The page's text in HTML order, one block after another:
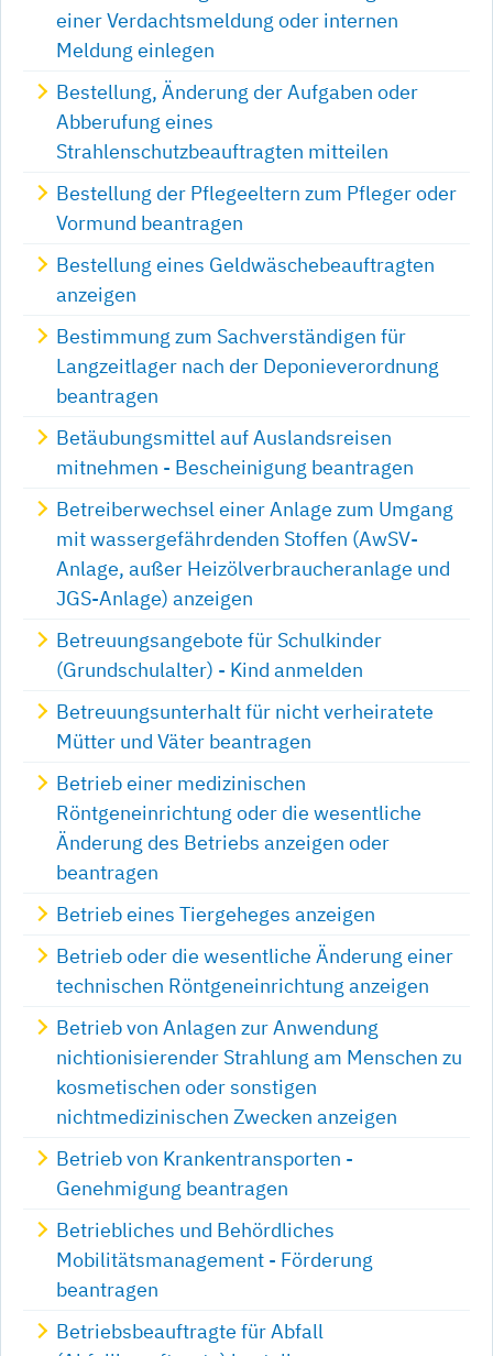
einer Verdachtsmeldung oder internen
Meldung einlegen
Bestellung, Änderung der Aufgaben oder
Abberufung eines
Strahlenschutzbeauftragten mitteilen
Bestellung der Pflegeeltern zum Pfleger oder
Vormund beantragen
Bestellung eines Geldwäschebeauftragten
anzeigen
Bestimmung zum Sachverständigen für
Langzeitlager nach der Deponieverordnung
beantragen
Betäubungsmittel auf Auslandsreisen
mitnehmen - Bescheinigung beantragen
Betreiberwechsel einer Anlage zum Umgang
mit wassergefährdenden Stoffen (AwSV-
Anlage, außer Heizölverbraucheranlage und
JGS-Anlage) anzeigen
Betreuungsangebote für Schulkinder
(Grundschulalter) - Kind anmelden
Betreuungsunterhalt für nicht verheiratete
Mütter und Väter beantragen
Betrieb einer medizinischen
Röntgeneinrichtung oder die wesentliche
Änderung des Betriebs anzeigen oder
beantragen
Betrieb eines Tiergeheges anzeigen
Betrieb oder die wesentliche Änderung einer
technischen Röntgeneinrichtung anzeigen
Betrieb von Anlagen zur Anwendung
nichtionisierender Strahlung am Menschen zu
kosmetischen oder sonstigen
nichtmedizinischen Zwecken anzeigen
Betrieb von Krankentransporten -
Genehmigung beantragen
Betriebliches und Behördliches
Mobilitätsmanagement - Förderung
beantragen
Betriebsbeauftragte für Abfall